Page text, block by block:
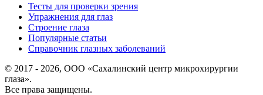
Тесты для проверки зрения
Упражнения для глаз
Строение глаза
Популярные статьи
Справочник глазных заболеваний
© 2017 - 2026, ООО «Сахалинский центр микрохирургии
глаза».
Все права защищены.